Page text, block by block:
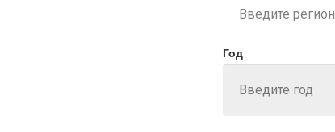
Год